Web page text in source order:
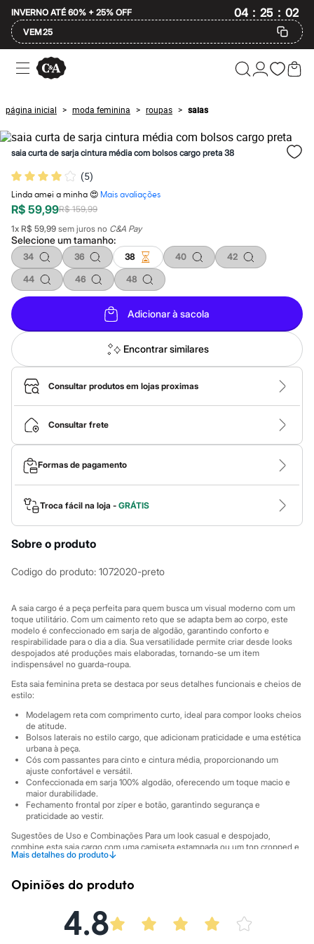
INVERNO ATÉ 60% + 25% OFF 04 : 25 : 01
VEM25
Ofertas
Compre por Departamento
Masculino
Infantil
Calçados
Mindse7
Plus Size
Até 20% off
Até 40% off
Até 60% off
A partir de 60% off
Feminino
Em alta
Inverno
Alfaiataria
Novidades
Roupas
Blusas e Camisetas
Básicos
Calças
Casacos e Jaquetas
Jeans
Macacões
Saias
Shorts e Bermudas
Vestidos
Acessórios
Bolsas
Bonés e Chapéus
Bijoux
Cintos
Óculos
Relógios
Calçados
Botas
Chinelos
Sandálias
Tênis
Clock House
Mindset
Sawary
Yessica
Moda esportiva
Acessórios
Blusas
Calçados
Leggings
Shorts e Bermudas
Tops
Moda íntima
Calcinhas
Cintas e Modeladores
Meias
Pijamas
Sutiãs e Tops
Moda praia
Biquínis
Maiôs
Saídas de praia
Personagens
Plus size
Casacos e Jaquetas
página inicial > moda feminina > roupas > saias
saia curta de sarja cintura média com bolsos cargo preta 38
(5)
Linda amei a minha 😍 Mais avaliações
R$ 59,99R$ 159,99
1x R$ 59,99 sem juros no C&A Pay
Selecione umtamanho:
34 36 38 40 42
44 46 48
Adicionar à sacola
Encontrar similares
Consultar produtos em lojas proximas
Consultar frete
Formas de pagamento
Troca fácil na loja - GRÁTIS
Sobre o produto
Codigo do produto: 1072020-preto
A saia cargo é a peça perfeita para quem busca um visual moderno com um
toque utilitário. Com um caimento reto que se adapta bem ao corpo, este
modelo é confeccionado em sarja de algodão, garantindo conforto e
respirabilidade para o dia a dia. Sua versatilidade permite criar desde looks
despojados até produções mais elaboradas, tornando-se um item
indispensável no guarda-roupa.
Esta saia feminina preta se destaca por seus detalhes funcionais e cheios de
estilo:
Modelagem reta com comprimento curto, ideal para compor looks cheios
de atitude.
Bolsos laterais no estilo cargo, que adicionam praticidade e uma estética
urbana à peça.
Cós com passantes para cinto e cintura média, proporcionando um
ajuste confortável e versátil.
Confeccionada em sarja 100% algodão, oferecendo um toque macio e
maior durabilidade.
Fechamento frontal por zíper e botão, garantindo segurança e
praticidade ao vestir.
Sugestões de Uso e Combinações Para um look casual e despojado,
combine esta saia cargo com uma camiseta estampada ou um top cropped e
tênis. Se a ideia é uma produção para a noite, aposte em uma blusa de tecido
como cintos e bolsas transversais complementam o visual com ainda mais
personalidade.
A gente se encontra na C&A! ❤
Mais detalhes do produto↓
Opiniões do produto
4.8